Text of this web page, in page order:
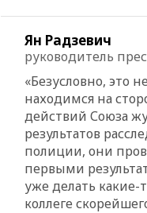
Ян Радзевич
руководитель
«Безусловно, это
находимся на
действий Союза
результатов
полиции, они
первыми
уже делать
коллеге